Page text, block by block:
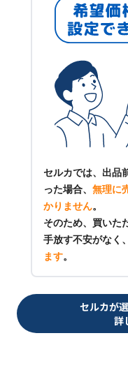
セルカでは、出品
った場合、 無理に
かりません。
そのため、買いた
手放す不安がなく、
ます。
セルカが
詳